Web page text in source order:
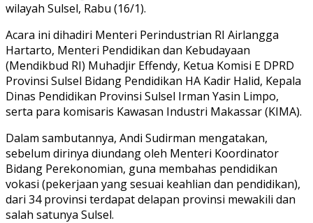
wilayah Sulsel, Rabu (16/1).
Acara ini dihadiri Menteri Perindustrian RI Airlangga
Hartarto, Menteri Pendidikan dan Kebudayaan
(Mendikbud RI) Muhadjir Effendy, Ketua Komisi E DPRD
Provinsi Sulsel Bidang Pendidikan HA Kadir Halid, Kepala
Dinas Pendidikan Provinsi Sulsel Irman Yasin Limpo,
serta para komisaris Kawasan Industri Makassar (KIMA).
Dalam sambutannya, Andi Sudirman mengatakan,
sebelum dirinya diundang oleh Menteri Koordinator
Bidang Perekonomian, guna membahas pendidikan
vokasi (pekerjaan yang sesuai keahlian dan pendidikan),
dari 34 provinsi terdapat delapan provinsi mewakili dan
salah satunya Sulsel.